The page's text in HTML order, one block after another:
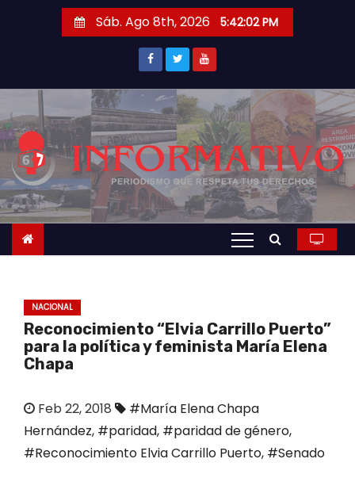
r
a
c
o
t
Sáb. Ago 8th, 2026 5:42:02 PM
NACIONAL
Reconocimiento “Elvia Carrillo Puerto”
para la política y feminista María Elena
Chapa
Feb 22, 2018
#María Elena Chapa
Hernández, #paridad, #paridad de género,
#Reconocimiento Elvia Carrillo Puerto, #Senado